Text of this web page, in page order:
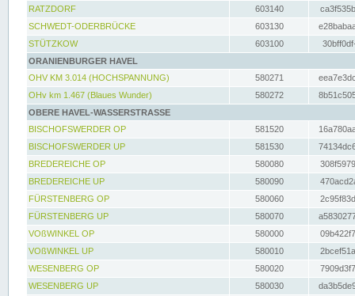
RATZDORF
603140
SCHWEDT-ODERBRÜCKE
603130
STÜTZKOW
603100
ORANIENBURGER HAVEL
OHV KM 3.014 (HOCHSPANNUNG)
580271
OHv km 1.467 (Blaues Wunder)
580272
OBERE HAVEL-WASSERSTRASSE
BISCHOFSWERDER OP
581520
BISCHOFSWERDER UP
581530
BREDEREICHE OP
580080
BREDEREICHE UP
580090
FÜRSTENBERG OP
580060
FÜRSTENBERG UP
580070
VOßWINKEL OP
580000
VOßWINKEL UP
580010
WESENBERG OP
580020
WESENBERG UP
580030